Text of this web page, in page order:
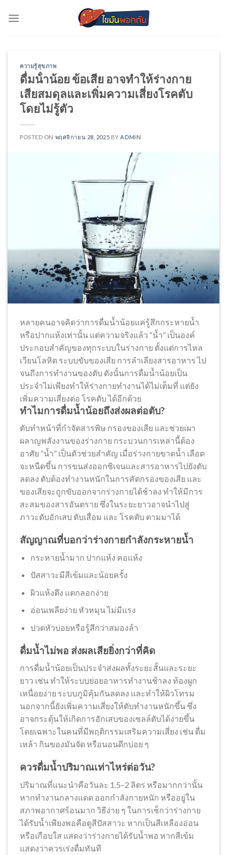
ความรู้สุขภาพ
ดื่มน้ําน้อย ข้อเสีย อาจทำให้ร่างกาย
เสียสมดุลและเพิ่มความเสี่ยงโรคตับ
โดยไม่รู้ตัว
POSTED ON พฤศจิกายน 28, 2025 BY ADMIN
หลายคนอาจคิดว่าการดื่มน้ำน้อยแค่รู้สึกกระหายน้ำ
หรือปากแห้งเท่านั้น แต่ความจริงแล้ว “น้ำ” เป็นองค์
ประกอบสำคัญของทุกระบบในร่างกาย ตั้งแต่การไหล
เวียนโลหิต ระบบขับของเสีย การลำเลียงสารอาหาร ไป
จนถึงการทำงานของตับ ดังนั้นการดื่มน้ำน้อยเป็น
ประจำไม่เพียงทำให้ร่างกายทำงานได้ไม่เต็มที่ แต่ยัง
เพิ่มความเสี่ยงต่อ โรคตับ ได้อีกด้วย
ทำไมการดื่มน้ำน้อยถึงส่งผลต่อตับ?
ตับทำหน้าที่กำจัดสารพิษ กรองของเสีย และช่วยเผา
ผลาญพลังงานของร่างกาย กระบวนการเหล่านี้ต้อง
อาศัย “น้ำ” เป็นตัวช่วยสำคัญ เมื่อร่างกายขาดน้ำ เลือด
จะหนืดขึ้น การขนส่งออกซิเจนและสารอาหารไปยังตับ
ลดลง ตับต้องทำงานหนักในการคัดกรองของเสีย และ
ของเสียจะถูกขับออกจากร่างกายได้ช้าลง ทำให้มีการ
สะสมของสารอันตราย ซึ่งในระยะยาวอาจนำไปสู่
ภาวะตับอักเสบ ตับเสื่อม และ โรคตับ ตามมาได้
สัญญาณที่บอกว่าร่างกายกำลังกระหายน้ำ
กระหายน้ำมาก ปากแห้ง คอแห้ง
ปัสสาวะมีสีเข้มและน้อยครั้ง
ผิวแห้งตึง แตกลอกง่าย
อ่อนเพลียง่าย หัวหมุน ไม่มีแรง
ปวดหัวบ่อยหรือรู้สึกว่าสมองล้า
ดื่มน้ำไม่พอ ส่งผลเสียยิ่งกว่าที่คิด
การดื่มน้ำน้อยเป็นประจำส่งผลทั้งระยะสั้นและระยะ
ยาว เช่น ทำให้ระบบย่อยอาหารทำงานช้าลง ท้องผูก
เหนื่อยง่าย ระบบภูมิคุ้มกันลดลง และทำให้ผิวโทรม
นอกจากนี้ยังเพิ่มความเสี่ยงให้ตับทำงานหนักขึ้น ซึ่ง
อาจกระตุ้นให้เกิดการอักเสบของเซลล์ตับได้ง่ายขึ้น
โดยเฉพาะในคนที่มีพฤติกรรมเสริมความเสี่ยง เช่น ดื่ม
เหล้า กินของมันจัด หรือนอนดึกบ่อย ๆ
ควรดื่มน้ำปริมาณเท่าไหร่ต่อวัน?
ปริมาณที่แนะนำคือวันละ 1.5–2 ลิตร หรือมากกว่านั้น
หากทำงานกลางแดด ออกกำลังกายหนัก หรืออยู่ใน
สภาพอากาศร้อนมาก วิธีง่าย ๆ ในการเช็กว่าร่างกาย
ได้รับน้ำเพียงพอคือดูสีปัสสาวะ หากเป็นสีเหลืองอ่อน
หรือเกือบใส แสดงว่าร่างกายได้รับน้ำพอ หากสีเข้ม
แสดงว่าควรเร่งดื่มทันที